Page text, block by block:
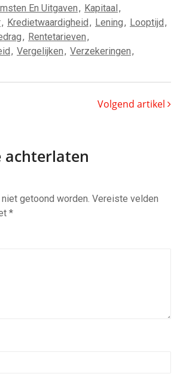
En Uitgaven, Kapitaal,
, Kredietwaardigheid, Lening, Looptijd,
, Rentetarieven,
, Vergelijken, Verzekeringen,
Volgend artikel
achterlaten
getoond worden. Vereiste velden
*